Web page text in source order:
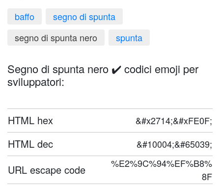
baffo
segno di spunta
segno di spunta nero
spunta
Segno di spunta nero ✔️ codici emoji per
sviluppatori:
HTML hex &#x2714;&#xFE0F;
HTML dec &#10004;&#65039;
URL escape code
%E2%9C%94%EF%B8%
8F